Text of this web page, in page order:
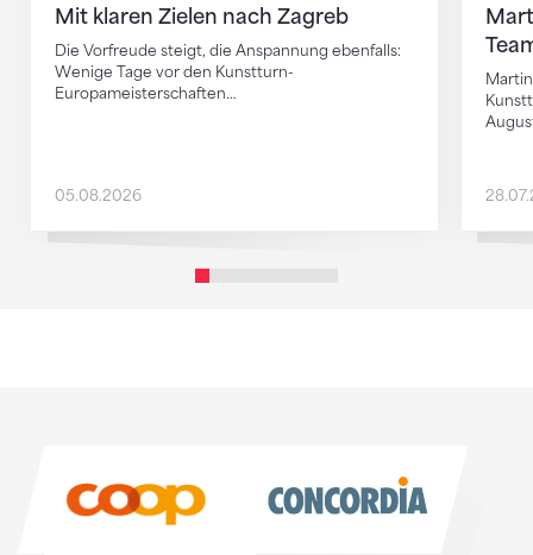
Mit klaren Zielen nach Zagreb
Die Vorfreude steigt, die Anspannung ebenfalls:
Wenige Tage vor den Kunstturn-
Europameisterschaften…
05.08.2026